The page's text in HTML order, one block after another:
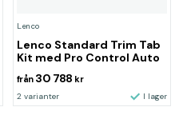
Lenco
Lenco Standard Trim Tab
Kit med Pro Control Auto
från 30 788 kr
2 varianter I lager